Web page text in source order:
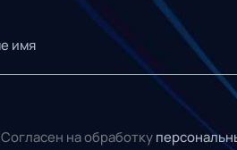
Согласен на обработку